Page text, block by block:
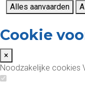
Alles aanvaarden
Cookie
×
Noodzakelijke cookies